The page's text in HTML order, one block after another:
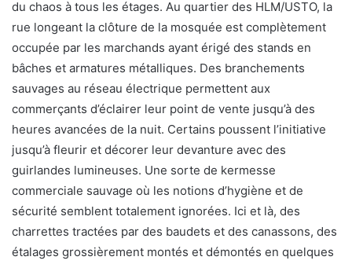
du chaos à tous les étages. Au quartier des HLM/USTO, la
rue longeant la clôture de la mosquée est complètement
occupée par les marchands ayant érigé des stands en
bâches et armatures métalliques. Des branchements
sauvages au réseau électrique permettent aux
commerçants d’éclairer leur point de vente jusqu’à des
heures avancées de la nuit. Certains poussent l’initiative
jusqu’à fleurir et décorer leur devanture avec des
guirlandes lumineuses. Une sorte de kermesse
commerciale sauvage où les notions d’hygiène et de
sécurité semblent totalement ignorées. Ici et là, des
charrettes tractées par des baudets et des canassons, des
étalages grossièrement montés et démontés en quelques